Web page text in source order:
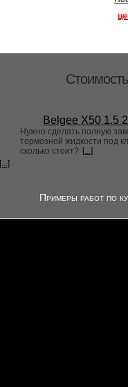
[...]
Belgee X50 1.5
Нужно сделать полную
тормозной жидкости под
сколько стоит? [...]
Примеры работ по